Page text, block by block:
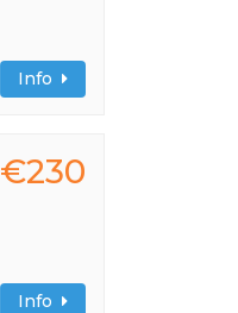
Info
€230
Info